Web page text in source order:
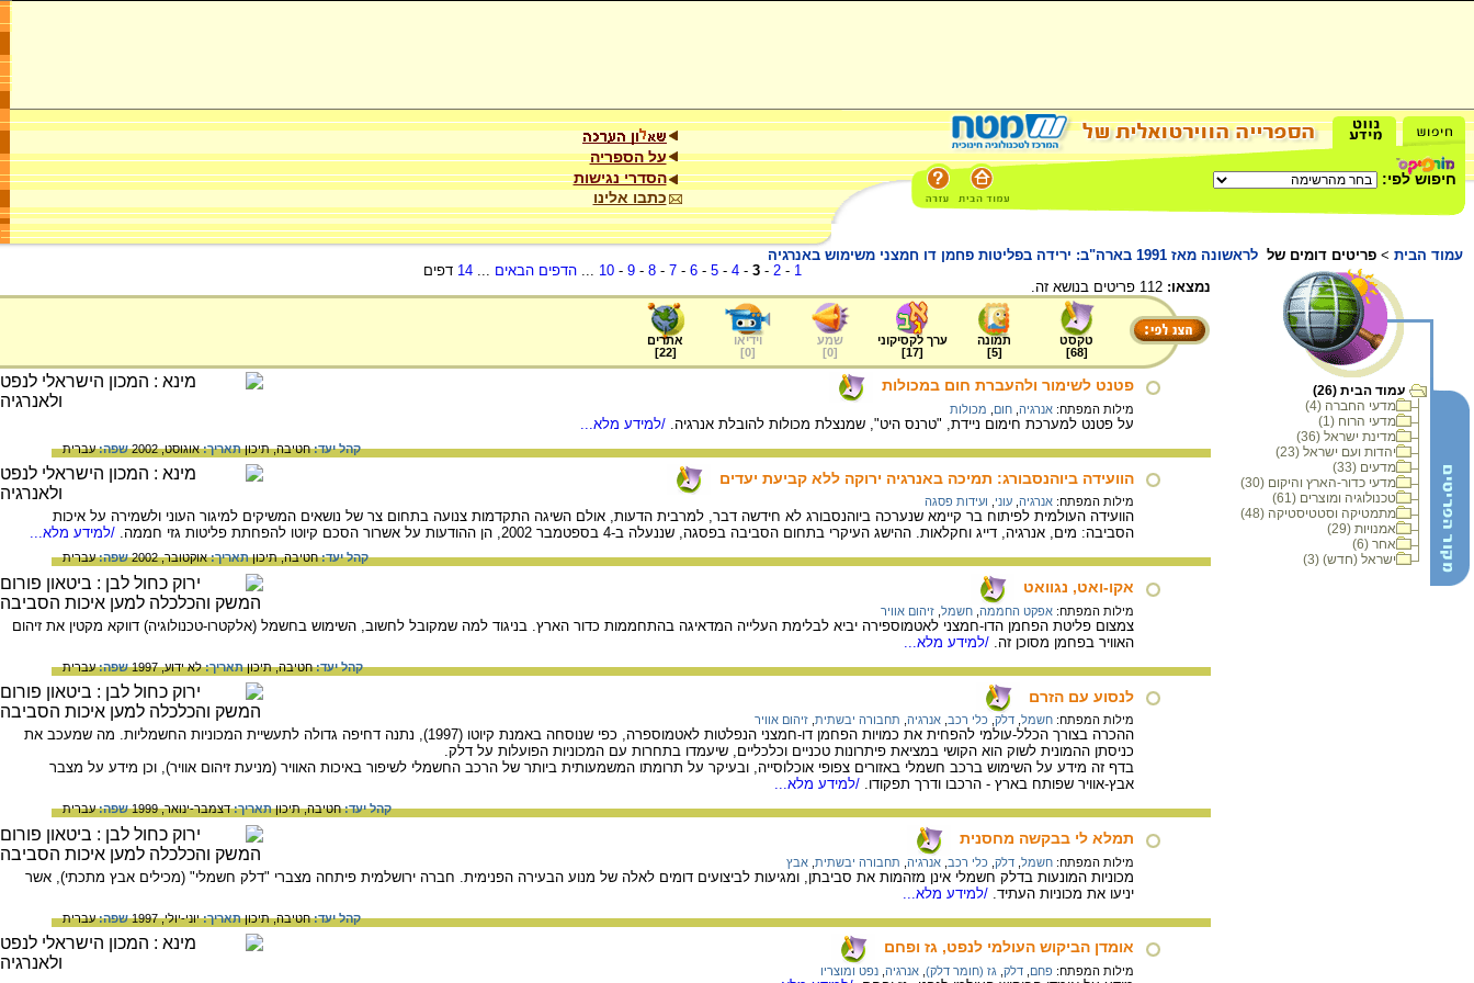
חיפוש לפי:
על הספריה
הסדרי נגישות
כתבו אלינו
עמוד הבית > פריטים דומים של לראשונה מאז 1991 בארה"ב: ירידה בפליטות פחמן דו חמצני משימוש באנרגיה
עמוד הבית (26)
מדעי החברה (4)
מדעי הרוח (1)
מדינת ישראל (36)
יהדות ועם ישראל (23)
מדעים (33)
מדעי כדור-הארץ והיקום (30)
טכנולוגיה ומוצרים (61)
מתמטיקה וסטטיסטיקה (48)
אמנויות (29)
אחר (6)
ישראל (חדש) (3)
1
-
2
-
3
-
4
-
5
-
6
-
7
-
8
-
9
-
10
...הדפים הבאים ...
14 דפים
נמצאו:
טקסט
[
68
]
תמונה
[
5
]
ערך לקסיקוני
[
17
]
שמע
[
0
]
וידיאו
[
0
]
אתרים
[
22
]
פטנט לשימור ולהעברת חום במכולות
מילות המפתח: אנרגיה חום מכולות
על פטנט למערכת חימום ניידת, "טרנס היט", שמנצלת מכולות להובלת אנרגיה. /למידע מלא...
קהל יעד:חטיבה,תיכוןתאריך:אוגוסט, 2002 שפה:עברית
הוועידה ביוהנסבורג: תמיכה באנרגיה ירוקה ללא קביעת יעדים
מילות המפתח: אנרגיה עוני ועידות פסגה
הוועידה העולמית לפיתוח בר קיימא שנערכה ביוהנסבורג לא חידשה דבר, למרבית הדעות, אולם השיגה התקדמות צנועה בתחום צר של נושאים המשיקים למיגור העוני ולשמירה על איכות
הסביבה: מים, אנרגיה, דייג וחקלאות. ההישג העיקרי בתחום הסביבה בפסגה, שננעלה ב-4 בספטמבר 2002, הן ההודעות על אשרור הסכם קיוטו להפחתת פליטות גזי חממה.
/למידע מלא...
קהל יעד:חטיבה,תיכוןתאריך:אוקטובר, 2002 שפה:עברית
אקו-ואט, נגוואט
מילות המפתח: אפקט החממה חשמל זיהום אוויר
צמצום פליטת הפחמן הדו-חמצני לאטמוספירה יביא לבלימת העלייה המדאיגה בהתחממות כדור הארץ. בניגוד למה שמקובל לחשוב, השימוש בחשמל (אלקטרו-טכנולוגיה) דווקא מקטין את זיהום
האוויר בפחמן מסוכן זה. /למידע מלא...
קהל יעד:חטיבה,תיכוןתאריך:לא ידוע, 1997 שפה:עברית
לנסוע עם הזרם
מילות המפתח: חשמל דלק כלי רכב אנרגיה תחבורה יבשתית זיהום אוויר
ההכרה בצורך הכלל-עולמי להפחית את כמויות הפחמן דו-חמצני הנפלטות לאטמוספרה, כפי שנוסחה באמנת קיוטו (1997), נתנה דחיפה גדולה לתעשיית המכוניות החשמליות. מה שמעכב את
כניסתן ההמונית לשוק הוא הקושי במציאת פיתרונות טכניים וכלכליים, שיעמדו בתחרות עם המכוניות הפועלות על דלק.
בדף זה מידע על השימוש ברכב חשמלי באזורים צפופי אוכלוסייה, ובעיקר על תרומתו המשמעותית ביותר של הרכב החשמלי לשיפור באיכות האוויר (מניעת זיהום אוויר), וכן מידע על מצבר
אבץ-אוויר שפותח בארץ - הרכבו ודרך תפקודו. /למידע מלא...
קהל יעד:חטיבה,תיכוןתאריך:דצמבר-ינואר, 1999 שפה:עברית
תמלא לי בבקשה מחסנית
מילות המפתח: חשמל דלק כלי רכב אנרגיה תחבורה יבשתית אבץ
מכוניות המונעות בדלק חשמלי אינן מזהמות את סביבתן, ומגיעות לביצועים דומים לאלה של מנוע הבעירה הפנימית. חברה ירושלמית פיתחה מצברי "דלק חשמלי" (מכילים אבץ מתכתי), אשר
יניעו את מכוניות העתיד. /למידע מלא...
קהל יעד:חטיבה,תיכוןתאריך:יוני-יולי, 1997 שפה:עברית
אומדן הביקוש העולמי לנפט, גז ופחם
מילות המפתח: פחם דלק גז (חומר דלק) אנרגיה נפט ומוצריו